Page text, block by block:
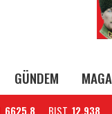
GÜNDEM